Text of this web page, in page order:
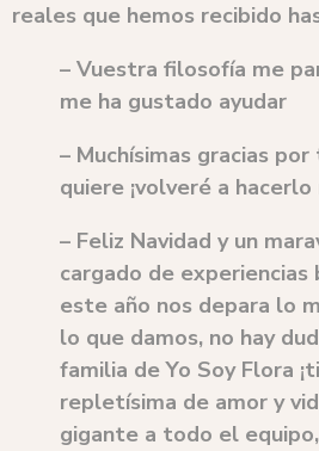
reales que hemos recibido
– Vuestra filosofía me
me ha gustado ayudar
– Muchísimas gracias
quiere ¡volveré a
– Feliz Navidad y un
cargado de experiencias
este año nos depara lo
lo que damos, no hay
familia de Yo Soy Flora
repletísima de amor y
gigante a todo el